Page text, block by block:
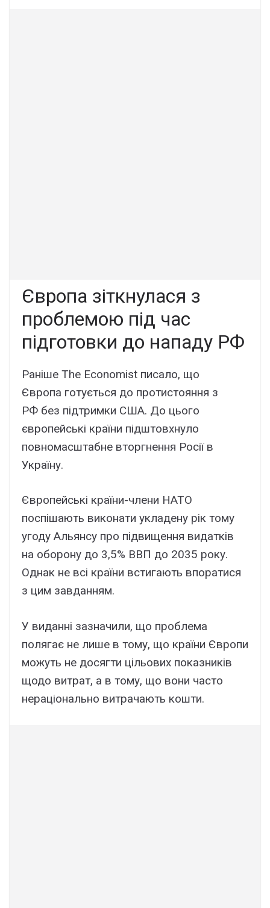
Європа зіткнулася з
проблемою під час
підготовки до нападу РФ
Раніше The Economist писало, що
Європа готується до протистояння з
РФ без підтримки США. До цього
європейські країни підштовхнуло
повномасштабне вторгнення Росії в
Україну.
Європейські країни-члени НАТО
поспішають виконати укладену рік тому
угоду Альянсу про підвищення видатків
на оборону до 3,5% ВВП до 2035 року.
Однак не всі країни встигають впоратися
з цим завданням.
У виданні зазначили, що проблема
полягає не лише в тому, що країни Європи
можуть не досягти цільових показників
щодо витрат, а в тому, що вони часто
нераціонально витрачають кошти.